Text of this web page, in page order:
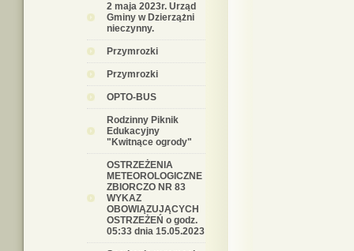
2 maja 2023r. Urząd
Gminy w Dzierzążni
nieczynny.
Przymrozki
Przymrozki
OPTO-BUS
Rodzinny Piknik
Edukacyjny
"Kwitnące ogrody"
OSTRZEŻENIA
METEOROLOGICZNE
ZBIORCZO NR 83
WYKAZ
OBOWIĄZUJĄCYCH
OSTRZEŻEŃ o godz.
05:33 dnia 15.05.2023